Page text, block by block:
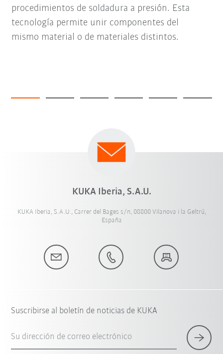
procedimientos de soldadura a presión. Esta
tecnología permite unir componentes del
mismo material o de materiales distintos.
KUKA Iberia, S.A.U.
KUKA Iberia, S.A.U., Carrer del Bages s/n, 08800 Vilanova i la Geltrú,
España
Suscribirse al boletín de noticias de KUKA
Su dirección de correo electrónico